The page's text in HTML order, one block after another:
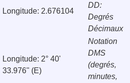
Longitude: 2.676104
DD:
Degrés
Décimaux
Longitude: 2° 40'
33.976'' (E)
Notation
DMS
(degrés,
minutes,